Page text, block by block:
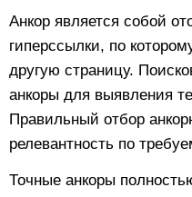
Анкор является собой
гиперссылки, по
другую страницу.
анкоры для выявления
Правильный отбор
релевантность по
Точные анкоры